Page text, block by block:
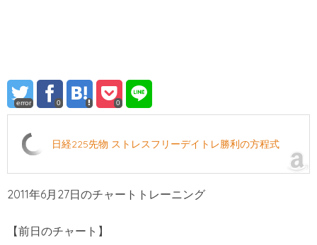
error 0 0
日経225先物 ストレスフリーデイトレ勝利の方程式
2011年6月27日のチャートトレーニング
【前日のチャート】